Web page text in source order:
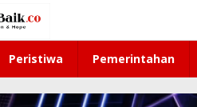
Peristiwa Pemerintahan